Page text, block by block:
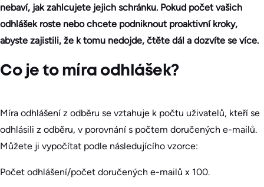
nebaví, jak zahlcujete jejich schránku. Pokud počet vašich
odhlášek roste nebo chcete podniknout proaktivní kroky,
abyste zajistili, že k tomu nedojde, čtěte dál a dozvíte se více.
Co je to míra odhlášek?
Míra odhlášení z odběru se vztahuje k počtu uživatelů, kteří se
odhlásili z odběru, v porovnání s počtem doručených e-mailů.
Můžete ji vypočítat podle následujícího vzorce:
Počet odhlášení/počet doručených e-mailů x 100.